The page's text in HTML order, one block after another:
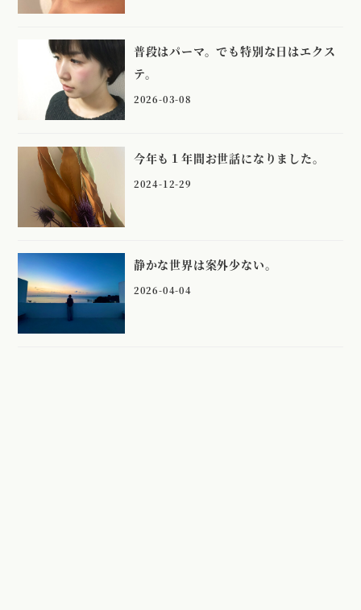
普段はパーマ。でも特別な日はエクス
テ。
2026-03-08
今年も１年間お世話になりました。
2024-12-29
静かな世界は案外少ない。
2026-04-04